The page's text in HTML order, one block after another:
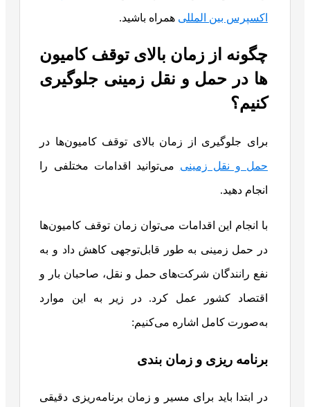
اکسپرس بین المللی همراه باشید.
چگونه از زمان بالای توقف کامیون‌
ها در حمل و نقل زمینی جلوگیری
کنیم؟
برای جلوگیری از زمان بالای توقف کامیون‌ها در
حمل و نقل زمینی می‌توانید اقدامات مختلفی را
انجام دهید.
با انجام این اقدامات می‌توان زمان توقف کامیون‌ها
در حمل زمینی به طور قابل‌توجهی کاهش داد و به
نفع رانندگان شرکت‌های حمل و نقل، صاحبان بار و
اقتصاد کشور عمل کرد. در زیر به این موارد
به‌صورت کامل اشاره می‌کنیم:
برنامه ریزی و زمان بندی
در ابتدا باید برای مسیر و زمان برنامه‌ریزی دقیقی